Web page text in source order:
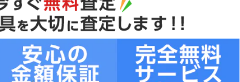
バイパウワウポンチョ/ネオブライス スペリオールスケート/ネ
ェリーベリー/ネオブライス フルーツパンチ/ネオブライス トイ
ライス ラブミッション/ネオブライス CWC限定 コートニーテズ
ーツアゲイン/ネオブライス ディスコブギー/ネオブライス ティ
ントハリウッド/ネオブライス トイザらス限定 チェリーベリー/
致します！
ゃ買取専門店ジョニージョイにお任せください！
す！